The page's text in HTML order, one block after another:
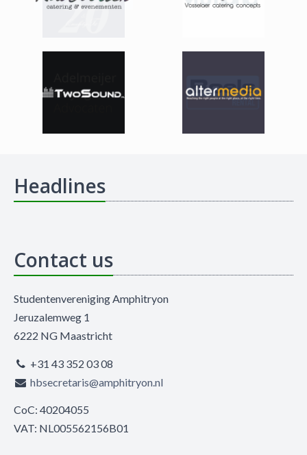
Headlines
Contact us
Studentenvereniging Amphitryon
Jeruzalemweg 1
6222 NG Maastricht
+31 43 352 03 08
hbsecretaris@amphitryon.nl
CoC: 40204055
VAT: NL005562156B01